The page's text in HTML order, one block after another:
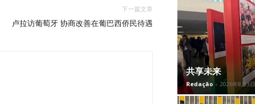
下一篇文章
卢拉访葡萄牙 协商改善在葡巴西侨民待遇
共享未来
Redação - 2026年8月3日